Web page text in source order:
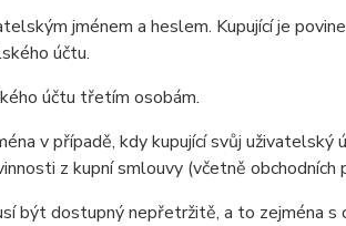
jménem a heslem. Kupující je
účtu.
účtu třetím osobám.
v případě, kdy kupující svůj uživatelský
z kupní smlouvy (včetně obchodních
být dostupný nepřetržitě, a to zejména s